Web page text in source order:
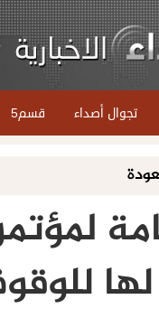
تجوال أصداء قسم5